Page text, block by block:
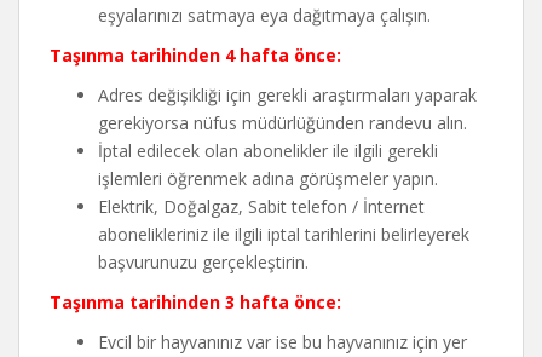
eşyalarınızı satmaya eya dağıtmaya çalışın.
Taşınma tarihinden 4 hafta önce:
Adres değişikliği için gerekli araştırmaları yaparak
gerekiyorsa nüfus müdürlüğünden randevu alın.
İptal edilecek olan abonelikler ile ilgili gerekli
işlemleri öğrenmek adına görüşmeler yapın.
Elektrik, Doğalgaz, Sabit telefon / İnternet
abonelikleriniz ile ilgili iptal tarihlerini belirleyerek
başvurunuzu gerçekleştirin.
Taşınma tarihinden 3 hafta önce:
Evcil bir hayvanınız var ise bu hayvanınız için yer